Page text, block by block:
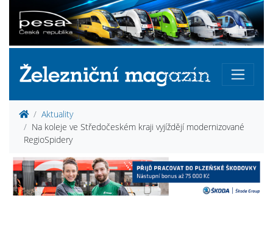
Aktuality
Na koleje ve Středočeském kraji vyjíždějí modernizované
RegioSpidery